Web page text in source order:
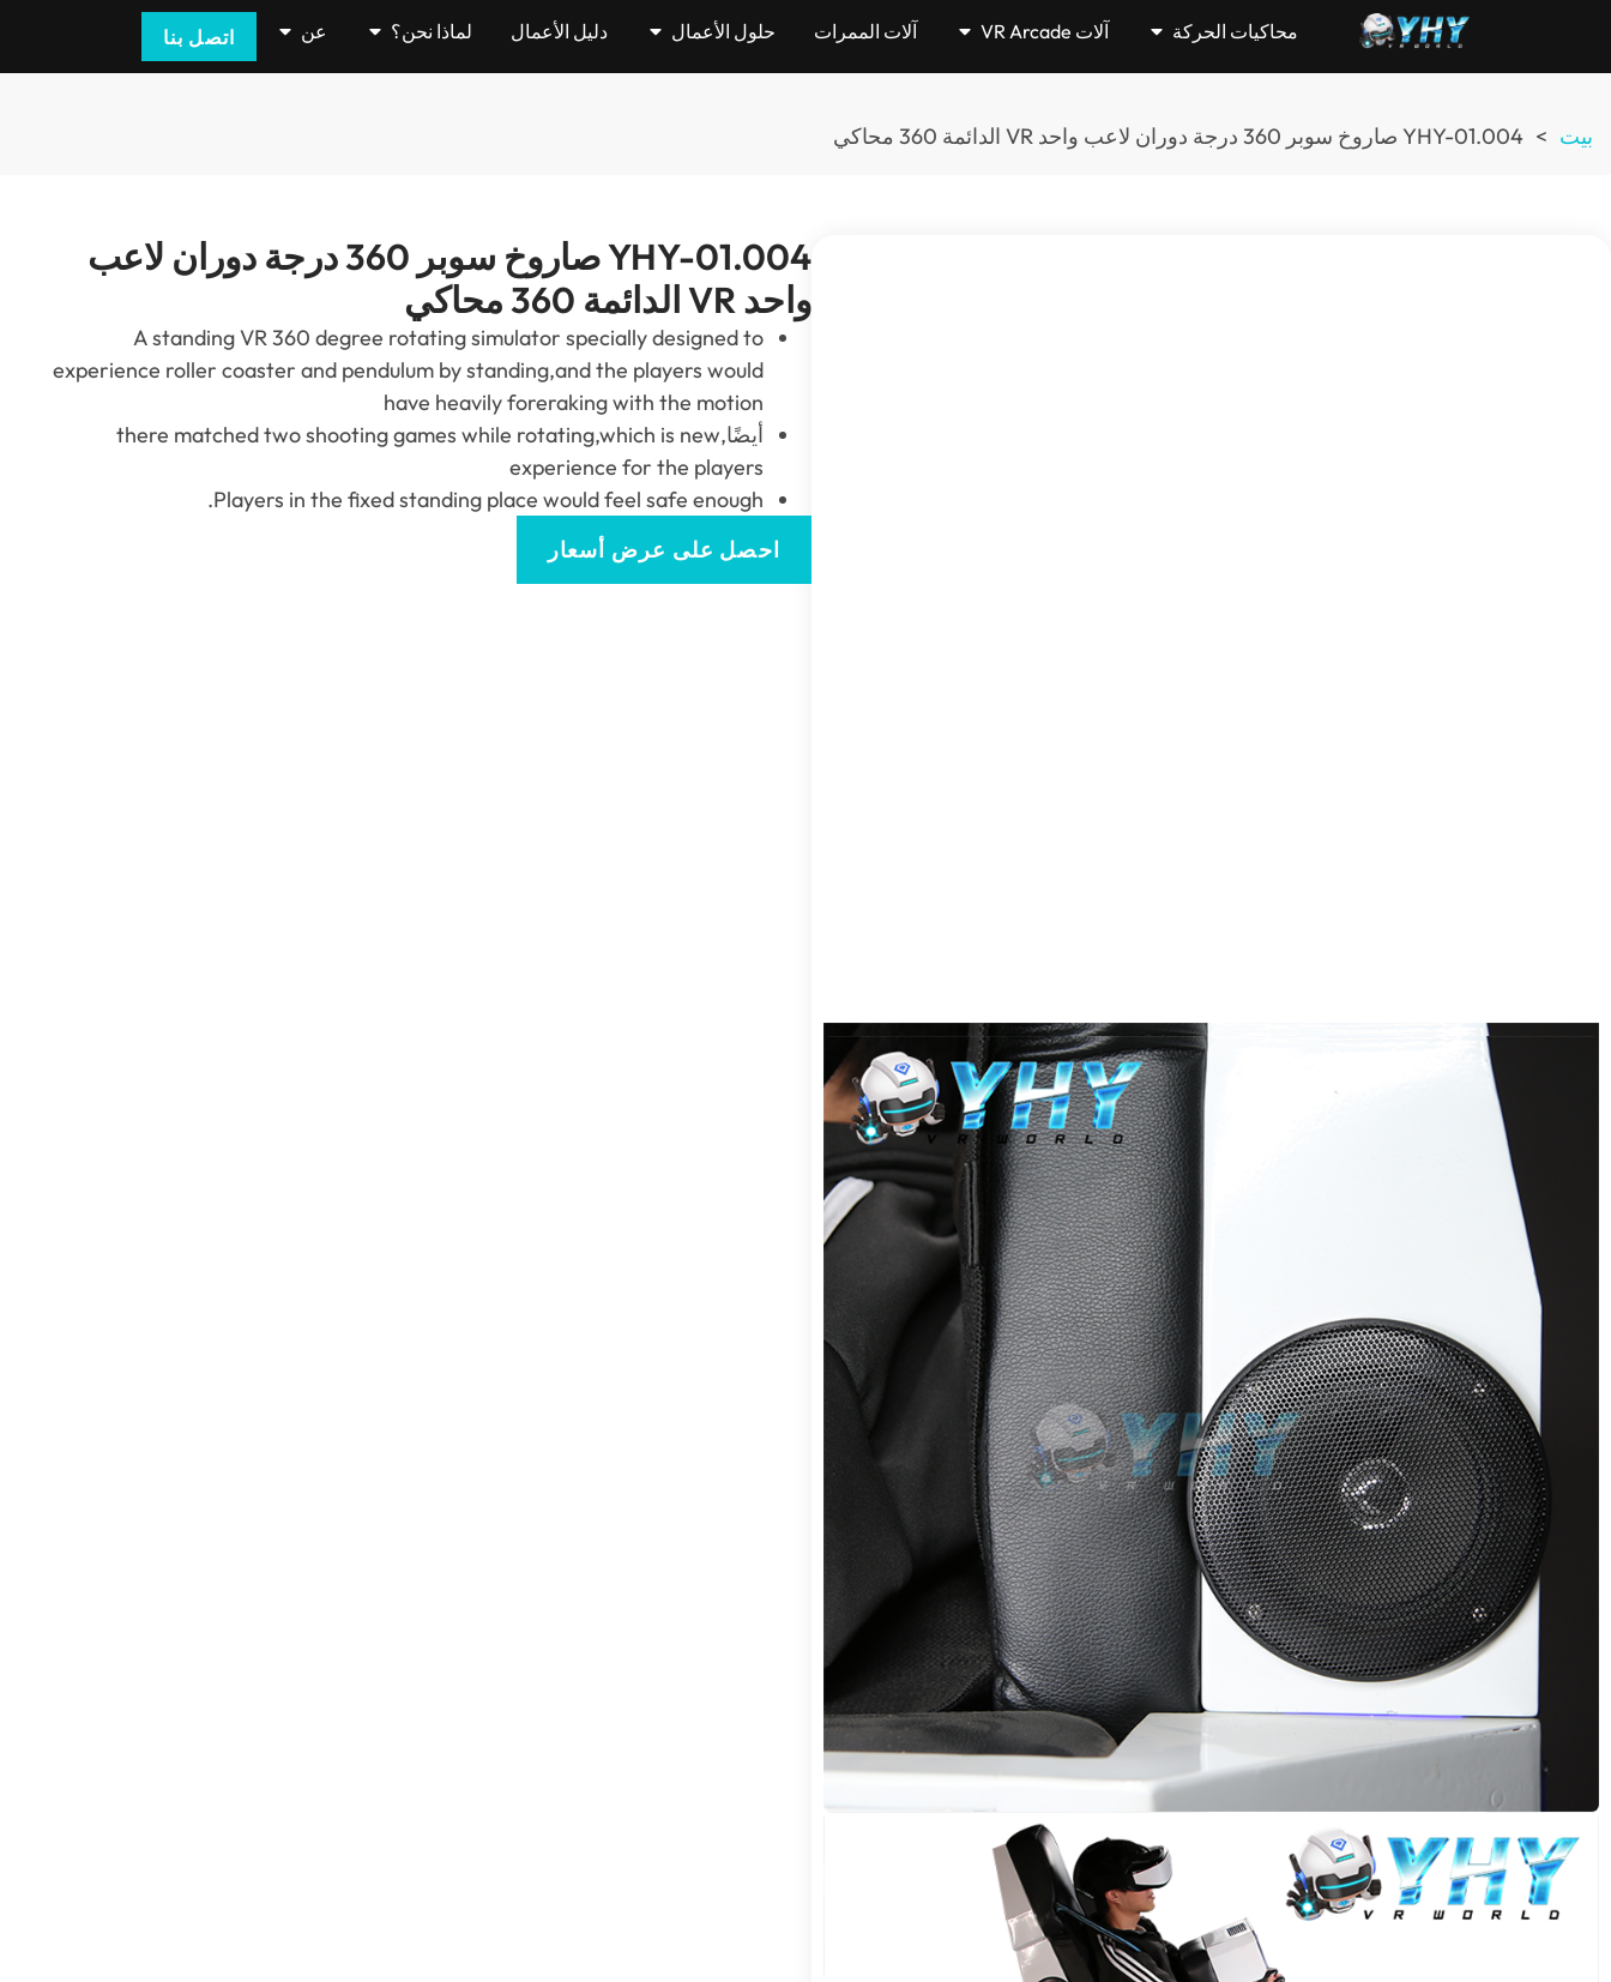
محاكيات الحركة آلات VR Arcade آلات الممرات حلول الأعمال دليل الأعمال لماذا نحن؟ عن اتصل بنا
بيت > YHY-01.004 صاروخ سوبر 360 درجة دوران لاعب واحد VR الدائمة 360 محاكي
YHY-01.004 صاروخ سوبر 360 درجة دوران لاعب
واحد VR الدائمة 360 محاكي
A standing VR360degree rotating simulator specially designed to
experience roller coaster and pendulum by standing,and the players would
have heavily foreraking with the motion
أيضًا,
there matched two shooting games while rotating,which is new
experience for the players
Players in the fixed standing place would feel safe enough
.
احصل على عرض أسعار